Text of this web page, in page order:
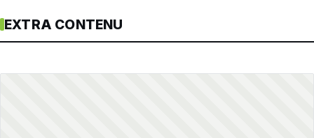
EXTRA CONTENU